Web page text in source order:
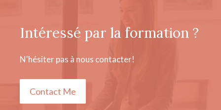
Intéressé par la formation ?
N'hésiter pas à nous contacter!
Contact Me